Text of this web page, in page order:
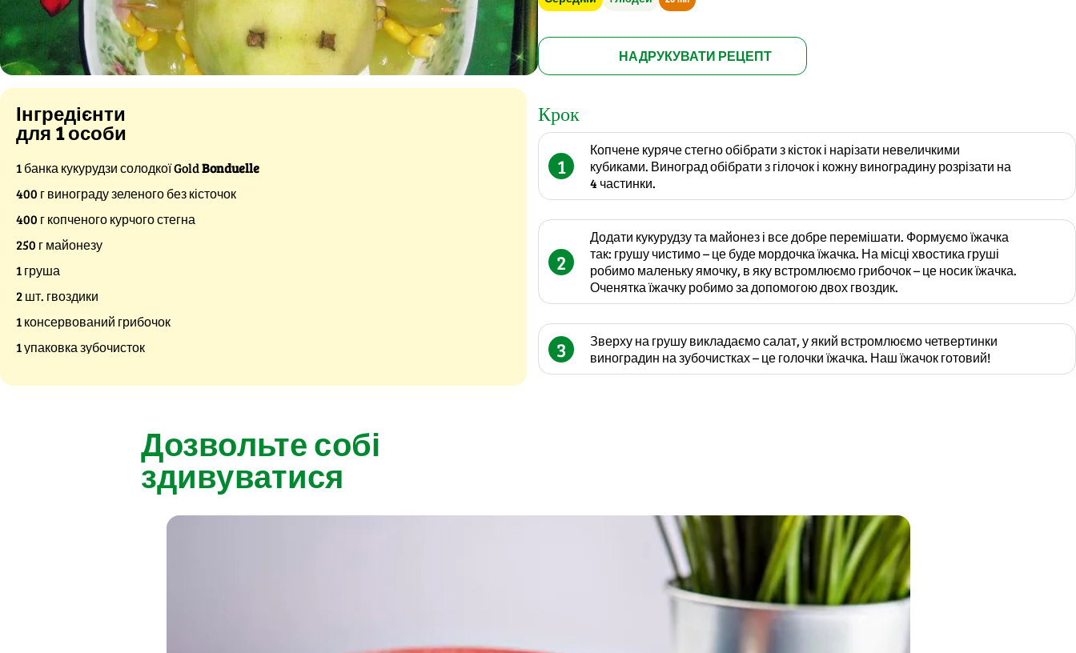
НАДРУКУВАТИ РЕЦЕПТ
Інгредієнти
для 1 особи
1 банка кукурудзи солодкої GoldBonduelle
400 г винограду зеленого без кісточок
400 г копченого курчого стегна
250 г майонезу
1 груша
2 шт. гвоздики
1 консервований грибочок
1 упаковка зубочисток
Крок
1
Копчене куряче стегно обібрати з кісток і нарізати невеличкими
кубиками. Виноград обібрати з гілочок і кожну виноградину розрізати на
4 частинки.
2
Додати кукурудзу та майонез і все добре перемішати. Формуємо їжачка
так: грушу чистимо – це буде мордочка їжачка. На місці хвостика груші
робимо маленьку ямочку, в яку встромлюємо грибочок – це носик їжачка.
Оченятка їжачку робимо за допомогою двох гвоздик.
3
Зверху на грушу викладаємо салат, у який встромлюємо четвертинки
виноградин на зубочистках – це голочки їжачка. Наш їжачок готовий!
Дозвольте собі
здивуватися